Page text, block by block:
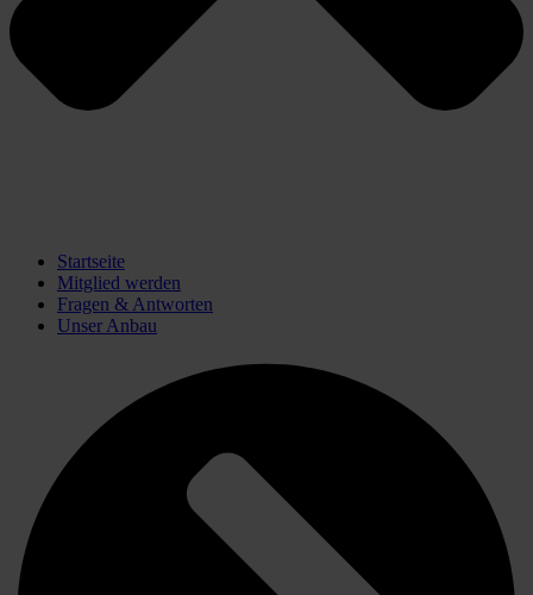
Startseite
Mitglied werden
Fragen & Antworten
Unser Anbau